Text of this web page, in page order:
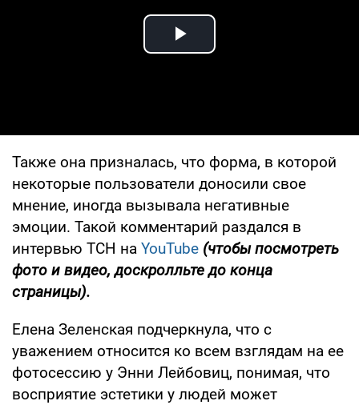
Play Video
Также она призналась, что форма, в которой
некоторые пользователи доносили свое
мнение, иногда вызывала негативные
эмоции. Такой комментарий раздался в
интервью ТСН на YouTube (чтобы посмотреть
фото и видео, доскролльте до конца
страницы).
Елена Зеленская подчеркнула, что с
уважением относится ко всем взглядам на ее
фотосессию у Энни Лейбовиц, понимая, что
восприятие эстетики у людей может